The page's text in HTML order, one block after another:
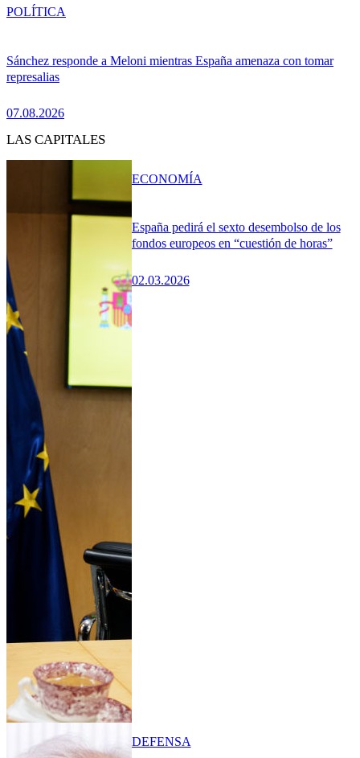
Sánchez responde a Meloni mientras España amenaza con tomar
represalias
07.08.2026
POLÍTICA
LAS CAPITALES
España pedirá el sexto desembolso de los
fondos europeos en “cuestión de horas”
02.03.2026
ECONOMÍA
DEFENSA